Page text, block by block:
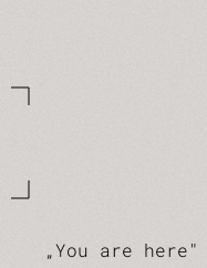
„You are